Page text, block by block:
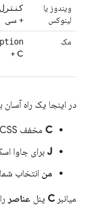
ویندوز یا
لینوکس
کنترل
+ سی
مک
+ C
در اینجا یک راه
C مخفف CSS است.
J برای جاوا
من انتخاب
میانبر C پنل عناصر